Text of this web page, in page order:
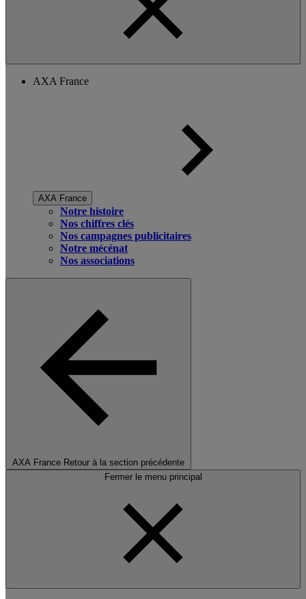
AXA France
AXA France
Notre histoire
Nos chiffres clés
Nos campagnes publicitaires
Notre mécénat
Nos associations
AXA France Retour à la section précédente
Fermer le menu principal